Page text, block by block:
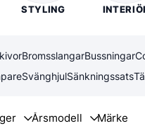
STYLING
BromsslangarBussningar
SvänghjulSänkningssats